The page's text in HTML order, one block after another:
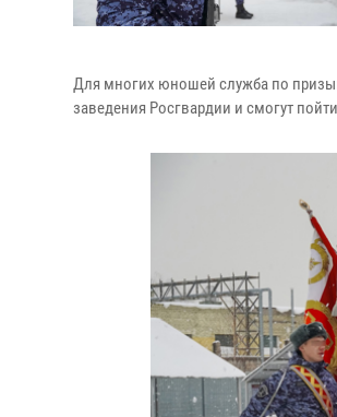
Для многих юношей служба по
заведения Росгвардии и смогут